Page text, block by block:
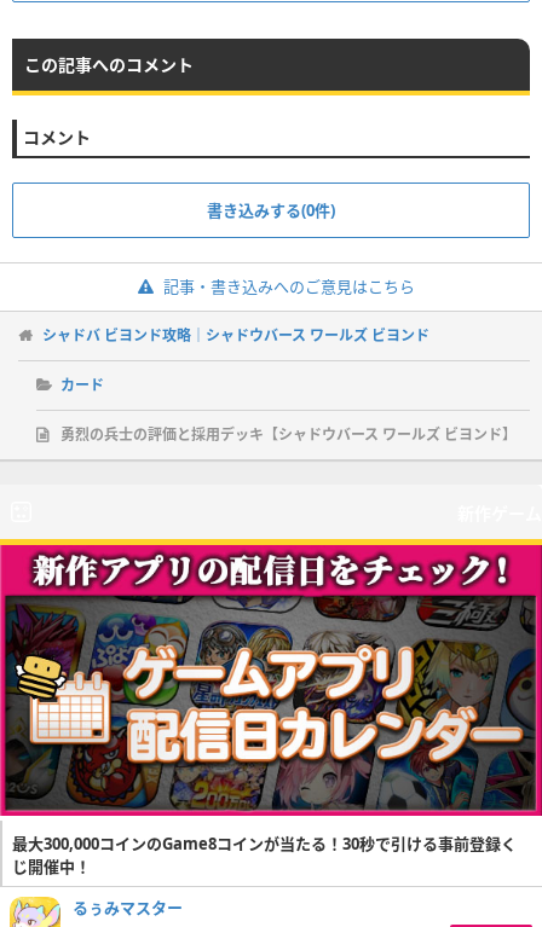
この記事へのコメント
コメント
書き込みする(0件)
記事・書き込みへのご意見はこちら
シャドバ ビヨンド攻略｜シャドウバース ワールズ ビヨンド
カード
勇烈の兵士の評価と採用デッキ【シャドウバース ワールズ ビヨンド】
最大300,000コインのGame8コインが当たる！30秒で引ける事前登録く
じ開催中！
るぅみマスター